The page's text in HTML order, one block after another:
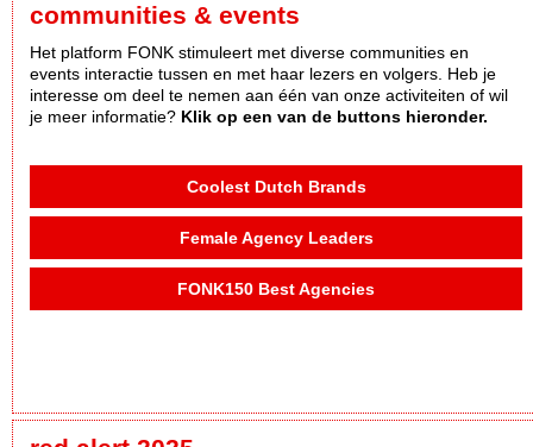
communities & events
Het platform FONK stimuleert met diverse communities en
events interactie tussen en met haar lezers en volgers. Heb je
interesse om deel te nemen aan één van onze activiteiten of wil
je meer informatie? Klik op een van de buttons hieronder.
Coolest Dutch Brands
Female Agency Leaders
FONK150 Best Agencies